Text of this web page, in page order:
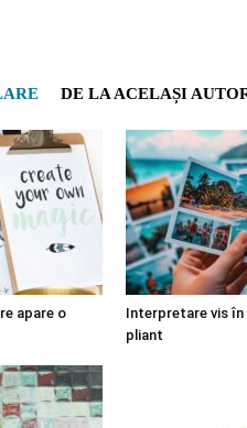
DE LA ACELAȘI
apare o
Interpretare vis în
pliant